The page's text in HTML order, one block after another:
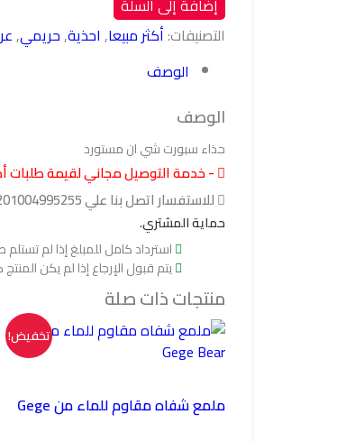
إضافة إلى السلة
التصنيفات:أكثر مبيعا, احذية,حريمي,
الوصف
الوصف
حذاء سبورت شي ان مستورد
- خدمة التوصيل مجاني لقيمة طلبات أكثر من
للاستفسار اتصل بنا علي 201004995255+
حماية المشتري.
استرداد كامل للمبلغ إذا لم تستلم
يتم قبول الإرجاع إذا لم يكن
منتجات ذات صلة
تخفيض!
ملمع شفاه مقاوم للماء من Gege